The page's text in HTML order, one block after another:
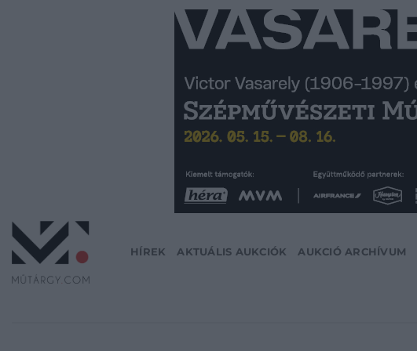
HÍREK AKTUÁLIS AUKCIÓK AUKCIÓ ARCHÍVUM